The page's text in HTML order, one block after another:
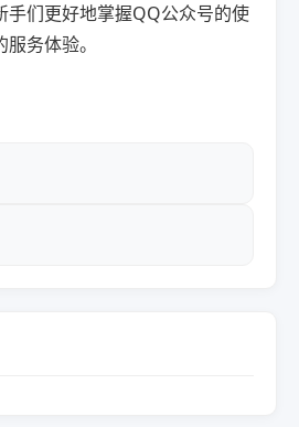
手们更好地掌握QQ公众号的使
务体验。